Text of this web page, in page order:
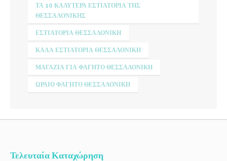
ΤΑ 10 ΚΑΛΎΤΕΡΑ ΕΣΤΙΑΤΌΡΙΑ ΤΗΣ
ΘΕΣΣΑΛΟΝΊΚΗΣ
ΕΣΤΙΑΤΌΡΙΑ ΘΕΣΣΑΛΟΝΊΚΗ
ΚΑΛΆ ΕΣΤΙΑΤΌΡΙΑ ΘΕΣΣΑΛΟΝΊΚΗ
ΜΑΓΑΖΙΑ ΓΙΑ ΦΑΓΗΤΌ ΘΕΣΣΑΛΟΝΊΚΗ
ΩΡΑΊΟ ΦΑΓΗΤΌ ΘΕΣΣΑΛΟΝΊΚΗ
Τελευταία Καταχώρηση